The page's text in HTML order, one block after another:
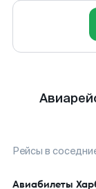
Рейсы в
Авиабилеты